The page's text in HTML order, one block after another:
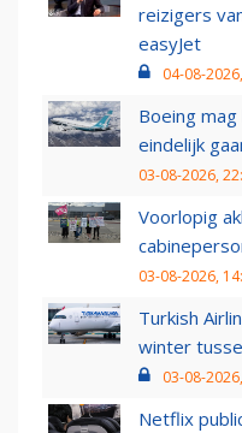
reizigers
easyJet
04-08-
Boeing
eindelijk
03-08-2026,
Voorlopig
03-08-2026,
Turkish
winter
03-08-
Netflix